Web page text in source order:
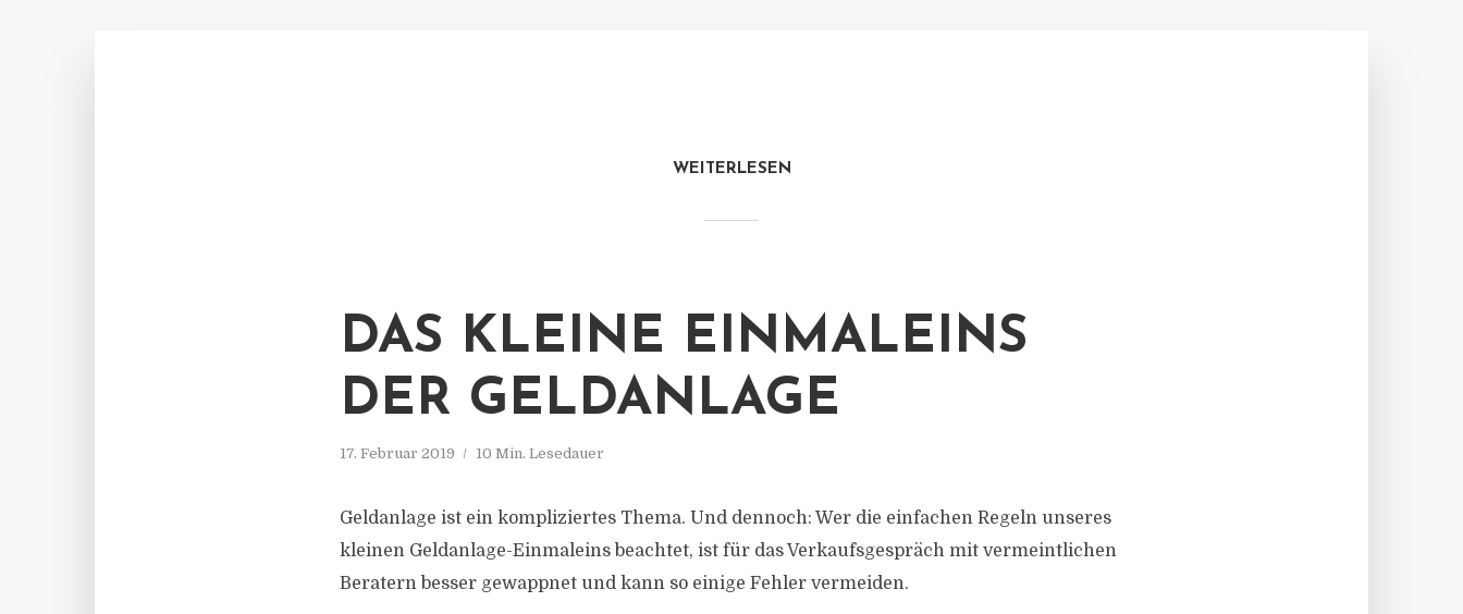
WEITERLESEN
DAS KLEINE EINMALEINS
DER GELDANLAGE
17. Februar 2019 10 Min. Lesedauer
Geldanlage ist ein kompliziertes Thema. Und dennoch: Wer die einfachen Regeln unseres
kleinen Geldanlage-Einmaleins beachtet, ist für das Verkaufsgespräch mit vermeintlichen
Beratern besser gewappnet und kann so einige Fehler vermeiden.